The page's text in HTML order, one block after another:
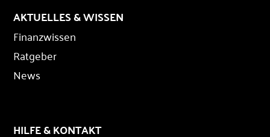
AKTUELLES & WISSEN
Finanzwissen
Ratgeber
News
HILFE & KONTAKT